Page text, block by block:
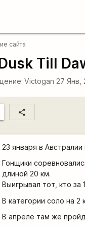
сайта
Till
Victogan 27 Янв,
share
23 января в
Гонщики
длиной 20 км.
Выигрывал тот, кто за
В категории соло на 2
В апреле там же